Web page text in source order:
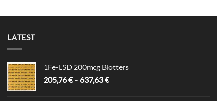
LATEST
1Fe-LSD 200mcg Blotters
205,76€ – 637,63€Preisspanne: